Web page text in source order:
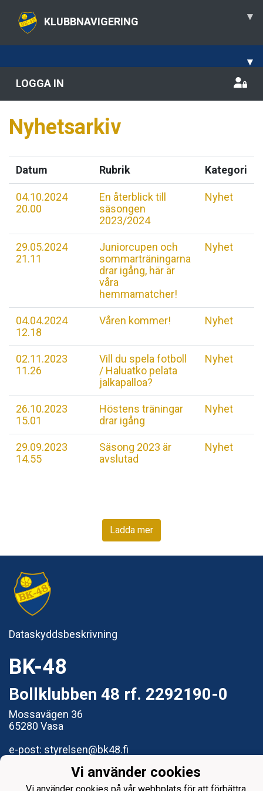
KLUBBNAVIGERING ▾
▾
LOGGA IN
Nyhetsarkiv
Datum Rubrik Kategori
04.10.2024
20.00
En återblick till
säsongen
2023/2024
Nyhet
29.05.2024
21.11
Juniorcupen och
sommarträningarna
drar igång, här är
våra
hemmamatcher!
Nyhet
04.04.2024
12.18
Våren kommer! Nyhet
02.11.2023
11.26
Vill du spela fotboll
/ Haluatko pelata
jalkapalloa?
Nyhet
26.10.2023
15.01
Höstens träningar
drar igång
Nyhet
29.09.2023
14.55
Säsong 2023 är
avslutad
Nyhet
Ladda mer
Dataskyddsbeskrivning
BK-48
Bollklubben 48 rf. 2292190-0
Mossavägen 36
65280 Vasa
e-post: styrelsen@bk48.fi
Vi använder cookies